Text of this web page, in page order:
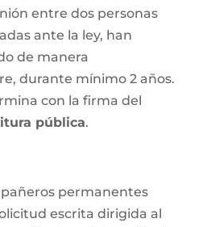
entre dos personas
ante la ley, han
de manera
durante mínimo 2 años.
con la firma del
pública.
permanentes
escrita dirigida al